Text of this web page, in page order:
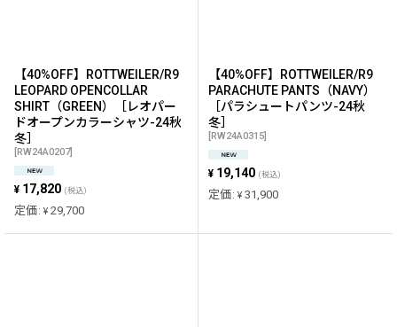
【40%OFF】ROTTWEILER/R9
LEOPARD OPENCOLLAR
SHIRT（GREEN）［レオパー
ドオープンカラーシャツ-24秋
冬］
[RW24A0207]
¥ 17,820 (税込)
定価: ¥ 29,700
【40%OFF】ROTTWEILER/R9
PARACHUTE PANTS（NAVY）
［パラシュートパンツ-24秋
冬］
[RW24A0315]
¥ 19,140 (税込)
定価: ¥ 31,900